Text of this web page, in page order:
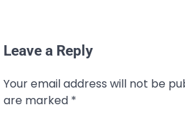
Leave a Reply
Your email address will not be
are marked *